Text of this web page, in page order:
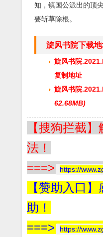
知，镇国公派出的顶
要斩草除根。
旋风书院下载
旋风书院
复制地址
旋风书院
62.68MB)
【搜狗拦截
法！
===>
https://
【赞助入口
助！
===>
https://